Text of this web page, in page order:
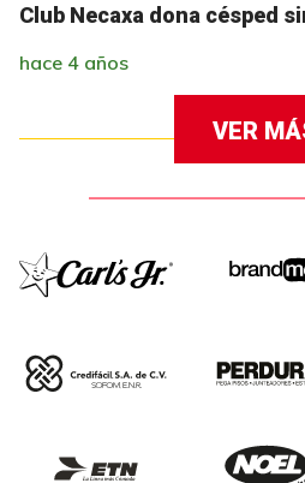
Club Necaxa dona césped
hace 4 años
VER